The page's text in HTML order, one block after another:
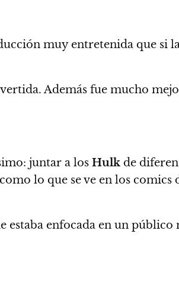
muy entretenida que si
Además fue mucho
juntar a los Hulk de
lo que se ve en los comics
estaba enfocada en un